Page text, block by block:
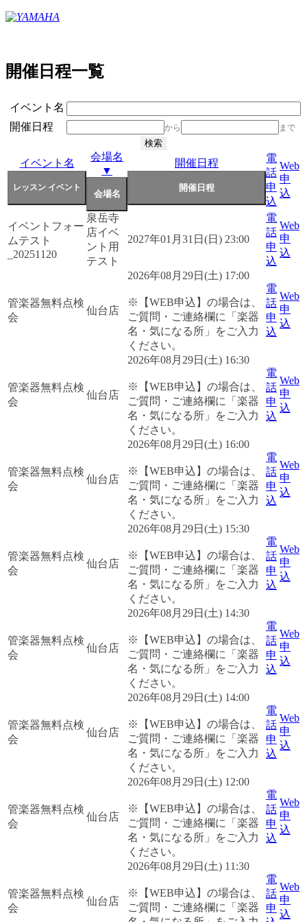
開催日程一覧
イベント名
開催日程
から まで
イベント名
会場名
▼
開催日程
電
話
申
込
Web
申
込
イベントフォー
ムテスト
_20251120
泉岳寺
店イベ
ント用
テスト
2027年01月31日(日) 23:00
電
話
申
込
Web
申
込
管楽器無料点検
会
仙台店
2026年08月29日(土) 17:00
※【WEB申込】の場合は、
ご質問・ご連絡欄に「楽器
名・気になる所」をご入力
ください。
電
話
申
込
Web
申
込
管楽器無料点検
会
仙台店
2026年08月29日(土) 16:30
※【WEB申込】の場合は、
ご質問・ご連絡欄に「楽器
名・気になる所」をご入力
ください。
電
話
申
込
Web
申
込
管楽器無料点検
会
仙台店
2026年08月29日(土) 16:00
※【WEB申込】の場合は、
ご質問・ご連絡欄に「楽器
名・気になる所」をご入力
ください。
電
話
申
込
Web
申
込
管楽器無料点検
会
仙台店
2026年08月29日(土) 15:30
※【WEB申込】の場合は、
ご質問・ご連絡欄に「楽器
名・気になる所」をご入力
ください。
電
話
申
込
Web
申
込
管楽器無料点検
会
仙台店
2026年08月29日(土) 14:30
※【WEB申込】の場合は、
ご質問・ご連絡欄に「楽器
名・気になる所」をご入力
ください。
電
話
申
込
Web
申
込
管楽器無料点検
会
仙台店
2026年08月29日(土) 14:00
※【WEB申込】の場合は、
ご質問・ご連絡欄に「楽器
名・気になる所」をご入力
ください。
電
話
申
込
Web
申
込
管楽器無料点検
会
仙台店
2026年08月29日(土) 12:00
※【WEB申込】の場合は、
ご質問・ご連絡欄に「楽器
名・気になる所」をご入力
ください。
電
話
申
込
Web
申
込
管楽器無料点検
会
仙台店
2026年08月29日(土) 11:30
※【WEB申込】の場合は、
ご質問・ご連絡欄に「楽器
電
話
申
Web
申
込